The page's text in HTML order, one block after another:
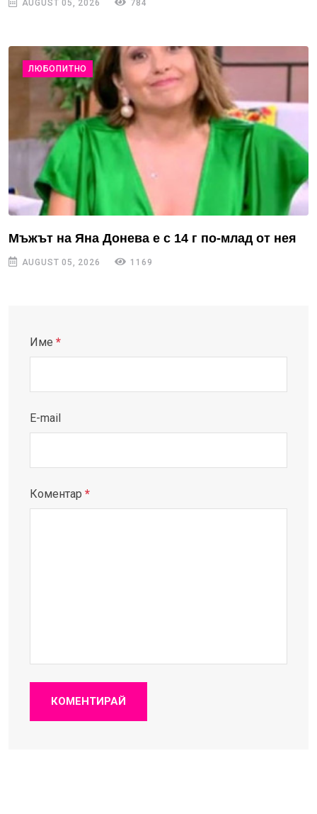
AUGUST 05, 2026 784
ЛЮБОПИТНО
Мъжът на Яна Донева е с 14 г по-млад от нея
AUGUST 05, 2026 1169
Име *
E-mail
Коментар *
КОМЕНТИРАЙ